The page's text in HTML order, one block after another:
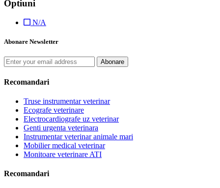
Optiuni
N/A
Abonare Newsletter
Abonare
Recomandari
Truse instrumentar veterinar
Ecografe veterinare
Electrocardiografe uz veterinar
Genti urgenta veterinara
Instrumentar veterinar animale mari
Mobilier medical veterinar
Monitoare veterinare ATI
Recomandari